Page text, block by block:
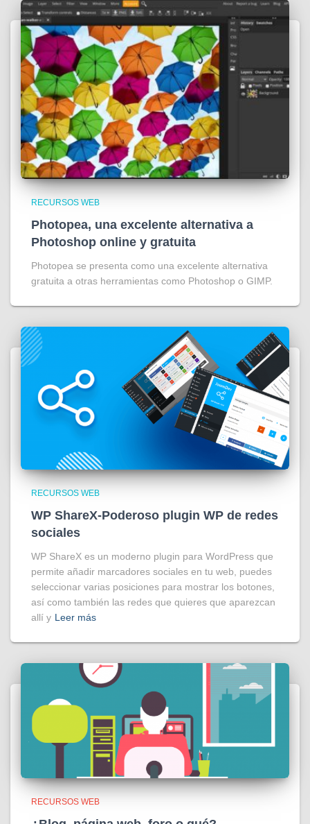
RECURSOS WEB
Photopea, una excelente alternativa a
Photoshop online y gratuita
Photopea se presenta como una excelente alternativa
gratuita a otras herramientas como Photoshop o GIMP.
RECURSOS WEB
WP ShareX-Poderoso plugin WP de redes
sociales
WP ShareX es un moderno plugin para WordPress que
permite añadir marcadores sociales en tu web, puedes
seleccionar varias posiciones para mostrar los botones,
así como también las redes que quieres que aparezcan
allí y Leer más
RECURSOS WEB